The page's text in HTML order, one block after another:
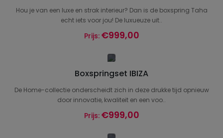
Hou je van een luxe en strak interieur? Dan is de boxspring Taha
echt iets voor jou! De luxueuze uit..
Prijs: €999,00
Boxspringset IBIZA
De Home-collectie onderscheidt zich in deze drukke tijd opnieuw
door innovatie, kwaliteit en een voo..
Prijs: €999,00